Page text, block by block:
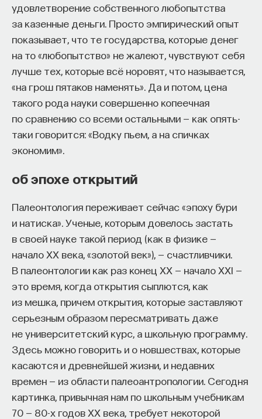
удовлетворение собственного любопытства
за казенные деньги. Просто эмпирический опыт
показывает, что те государства, которые денег
на то «любопытство» не жалеют, чувствуют себя
лучше тех, которые всё норовят, что называется,
«на грош пятаков наменять». Да и потом, цена
такого рода науки совершенно копеечная
по сравнению со всеми остальными — как опять-
таки говорится: «Водку пьем, а на спичках
экономим».
об эпохе открытий
Палеонтология переживает сейчас «эпоху бури
и натиска». Ученые, которым довелось застать
в своей науке такой период (как в физике —
начало ХХ века, «золотой век»), — счастливчики.
В палеонтологии как раз конец XX — начало XXI —
это время, когда открытия сыплются, как
из мешка, причем открытия, которые заставляют
серьезным образом пересматривать даже
не университетский курс, а школьную программу.
Здесь можно говорить и о новшествах, которые
касаются и древнейшей жизни, и недавних
времен — из области палеоантропологии. Сегодня
картинка, привычная нам по школьным учебникам
70 — 80-х годов XX века, требует некоторой